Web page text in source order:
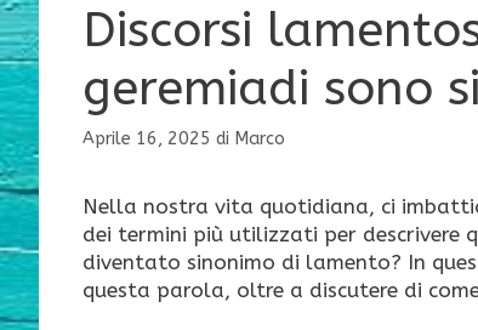
Discorsi
geremiadi sono
Aprile 16, 2025 di Marco
Nella nostra vita quotidiana, ci
dei termini più utilizzati per descrivere
diventato sinonimo di lamento? In
questa parola, oltre a discutere di